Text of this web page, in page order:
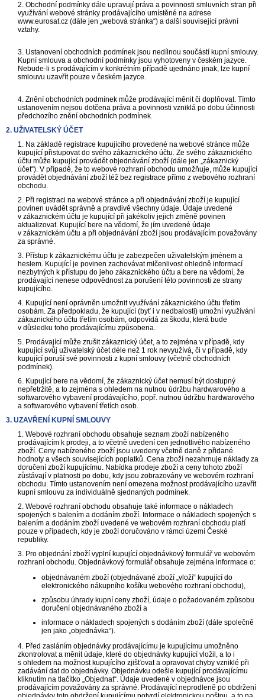
2. Obchodní podmínky dále upravují práva a povinnosti smluvních stran při
využívání webové stránky prodávajícího umístěné na adrese
www.eurosat.cz (dále jen „webová stránka“) a další související právní
vztahy.
3. Ustanovení obchodních podmínek jsou nedílnou součástí kupní smlouvy.
Kupní smlouva a obchodní podmínky jsou vyhotoveny v českém jazyce.
Nebude-li s prodávajícím v konkrétním případě ujednáno jinak, lze kupní
smlouvu uzavřít pouze v českém jazyce.
4. Znění obchodních podmínek může prodávající měnit či doplňovat. Tímto
ustanovením nejsou dotčena práva a povinnosti vzniklá po dobu účinnosti
předchozího znění obchodních podmínek.
2. UŽIVATELSKÝ ÚČET
1. Na základě registrace kupujícího provedené na webové stránce může
kupující přistupovat do svého zákaznického účtu. Ze svého zákaznického
účtu může kupující provádět objednávání zboží (dále jen „zákaznický
účet“). V případě, že to webové rozhraní obchodu umožňuje, může kupující
provádět objednávání zboží též bez registrace přímo z webového rozhraní
obchodu.
2. Při registraci na webové stránce a při objednávání zboží je kupující
povinen uvádět správně a pravdivě všechny údaje. Údaje uvedené
v zákaznickém účtu je kupující při jakékoliv jejich změně povinen
aktualizovat. Kupující bere na vědomí, že jím uvedené údaje
v zákaznickém účtu a při objednávání zboží jsou prodávajícím považovány
za správné.
3. Přístup k zákaznickému účtu je zabezpečen uživatelským jménem a
heslem. Kupující je povinen zachovávat mlčenlivost ohledně informací
nezbytných k přístupu do jeho zákaznického účtu a bere na vědomí, že
prodávající nenese odpovědnost za porušení této povinnosti ze strany
kupujícího.
4. Kupující není oprávněn umožnit využívání zákaznického účtu třetím
osobám. Za předpokladu, že kupující (byť i v nedbalosti) umožní využívání
zákaznického účtu třetím osobám, odpovídá za škodu, která bude
v důsledku toho prodávajícímu způsobena.
5. Prodávající může zrušit zákaznický účet, a to zejména v případě, kdy
kupující svůj uživatelský účet déle než 1 rok nevyužívá, či v případě, kdy
kupující poruší své povinnosti z kupní smlouvy (včetně obchodních
podmínek).
6. Kupující bere na vědomí, že zákaznický účet nemusí být dostupný
nepřetržitě, a to zejména s ohledem na nutnou údržbu hardwarového a
softwarového vybavení prodávajícího, popř. nutnou údržbu hardwarového
a softwarového vybavení třetích osob.
3. UZAVŘENÍ KUPNÍ SMLOUVY
1. Webové rozhraní obchodu obsahuje seznam zboží nabízeného
prodávajícím k prodeji, a to včetně uvedení cen jednotlivého nabízeného
zboží. Ceny nabízeného zboží jsou uvedeny včetně daně z přidané
hodnoty a všech souvisejících poplatků. Cena zboží nezahrnuje náklady za
doručení zboží kupujícímu. Nabídka prodeje zboží a ceny tohoto zboží
zůstávají v platnosti po dobu, kdy jsou zobrazovány ve webovém rozhraní
obchodu. Tímto ustanovením není omezena možnost prodávajícího uzavřít
kupní smlouvu za individuálně sjednaných podmínek.
2. Webové rozhraní obchodu obsahuje také informace o nákladech
spojených s balením a dodáním zboží. Informace o nákladech spojených s
balením a dodáním zboží uvedené ve webovém rozhraní obchodu platí
pouze v případech, kdy je zboží doručováno v rámci území České
republiky.
3. Pro objednání zboží vyplní kupující objednávkový formulář ve webovém
rozhraní obchodu. Objednávkový formulář obsahuje zejména informace o:
objednávaném zboží (objednávané zboží „vloží“ kupující do
elektronického nákupního košíku webového rozhraní obchodu),
způsobu úhrady kupní ceny zboží, údaje o požadovaném způsobu
doručení objednávaného zboží a
informace o nákladech spojených s dodáním zboží (dále společně
jen jako „objednávka“).
4. Před zasláním objednávky prodávajícímu je kupujícímu umožněno
zkontrolovat a měnit údaje, které do objednávky kupující vložil, a to i
s ohledem na možnost kupujícího zjišťovat a opravovat chyby vzniklé při
zadávání dat do objednávky. Objednávku odešle kupující prodávajícímu
kliknutím na tlačítko „Objednat“. Údaje uvedené v objednávce jsou
prodávajícím považovány za správné. Prodávající neprodleně po obdržení